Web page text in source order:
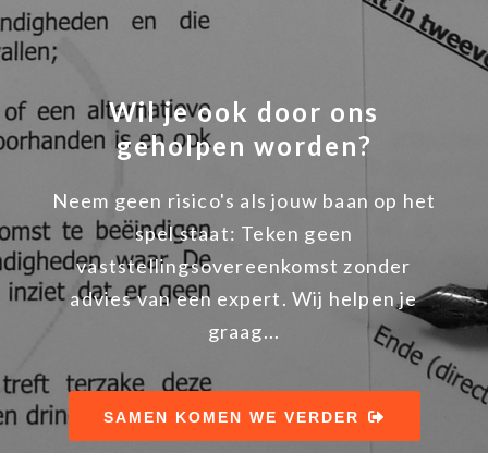
Wil je ook door ons
geholpen worden?
Neem geen risico's als jouw baan op het
spel staat: Teken geen
vaststellingsovereenkomst zonder
advies van een expert. Wij helpen je
graag...
SAMEN KOMEN WE VERDER